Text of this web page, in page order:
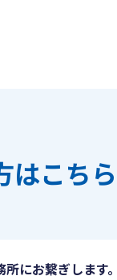
はこちら
にお繋ぎします。